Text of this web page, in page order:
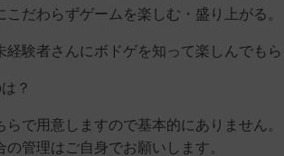
だわらずゲームを楽しむ・盛り上がる。
験者さんにボドゲを知って楽しんでも
？
で用意しますので基本的にありません。
管理はご自身でお願いします。